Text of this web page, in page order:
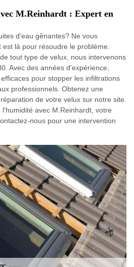
M.Reinhardt : Expert en
d'eau gênantes? Ne vous
là pour résoudre le problème.
tout type de velux, nous intervenons
Avec des années d'expérience,
pour stopper les infiltrations
professionnels. Obtenez une
de votre velux sur notre site.
avec M.Reinhardt, votre
nous pour une intervention